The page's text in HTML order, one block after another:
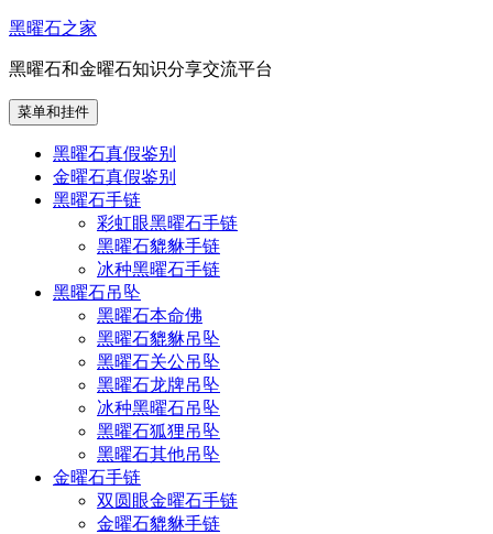
跳
内
容
黑曜石之家
黑曜石和金曜石知识分享交流平台
菜单和挂件
黑曜石真假鉴别
金曜石真假鉴别
黑曜石手链
彩虹眼黑曜石手链
黑曜石貔貅手链
冰种黑曜石手链
黑曜石吊坠
黑曜石本命佛
黑曜石貔貅吊坠
黑曜石关公吊坠
黑曜石龙牌吊坠
冰种黑曜石吊坠
黑曜石狐狸吊坠
黑曜石其他吊坠
金曜石手链
双圆眼金曜石手链
金曜石貔貅手链